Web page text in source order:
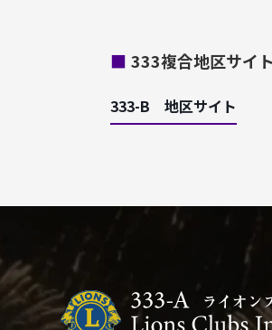
■ 333複合地区サイト
333-B 地区サイト